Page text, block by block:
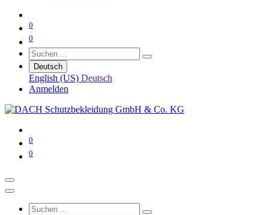
0
0
Deutsch
English (US) Deutsch
Anmelden
0
0